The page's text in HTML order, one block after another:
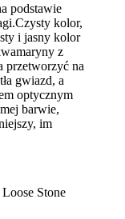
podstawie
kolor,
i jasny kolor
z
przetworzyć na
gwiazd, a
optycznym
barwie,
im